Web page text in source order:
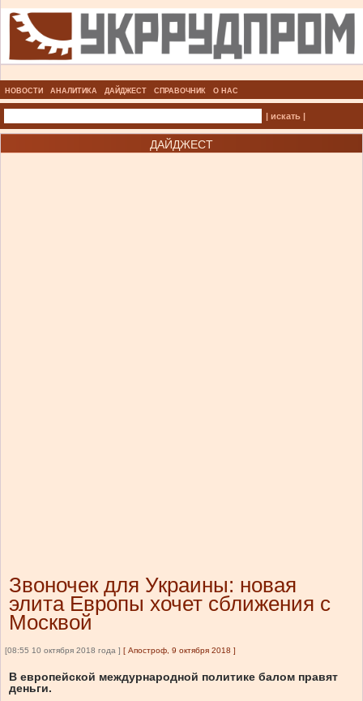
НОВОСТИ АНАЛИТИКА ДАЙДЖЕСТ СПРАВОЧНИК О НАС
| искать |
ДАЙДЖЕСТ
Звоночек для Украины: новая
элита Европы хочет сближения с
Москвой
[08:55 10 октября 2018 года ] [ Апостроф, 9 октября 2018 ]
В европейской междурнародной политике балом правят
деньги.